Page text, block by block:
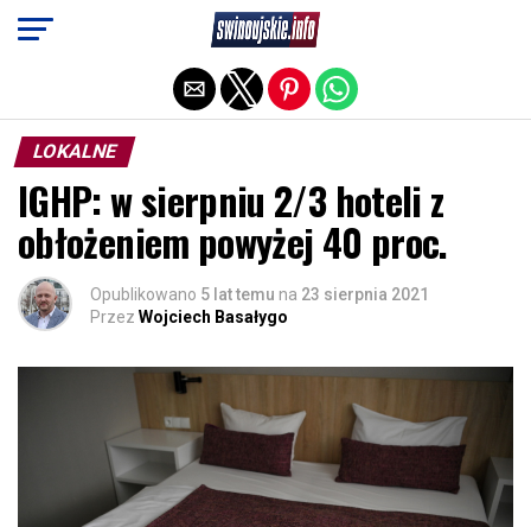
LOKALNE
IGHP: w sierpniu 2/3 hoteli z
obłożeniem powyżej 40 proc.
Opublikowano 5 lat temu na 23 sierpnia 2021
Przez Wojciech Basałygo
Exit mobile version